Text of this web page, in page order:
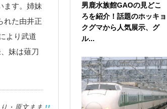
ます。姉妹
れた由井正
より武道
妹は薙刀
・原文まま
男鹿水族館GAOの見どこ
ろを紹介！話題のホッキョ
クグマから人気展示、グ
ル...